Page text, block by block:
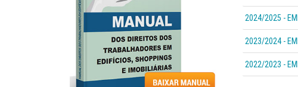
2024/2025 -
2023/2024 -
2022/2023 -